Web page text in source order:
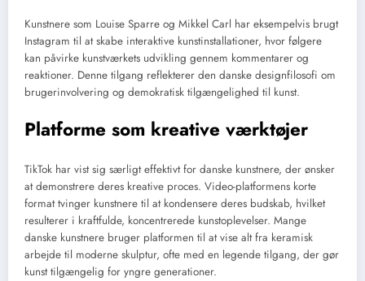
Kunstnere som Louise Sparre og Mikkel Carl har eksempelvis brugt
Instagram til at skabe interaktive kunstinstallationer, hvor følgere
kan påvirke kunstværkets udvikling gennem kommentarer og
reaktioner. Denne tilgang reflekterer den danske designfilosofi om
brugerinvolvering og demokratisk tilgængelighed til kunst.
Platforme som kreative værktøjer
TikTok har vist sig særligt effektivt for danske kunstnere, der ønsker
at demonstrere deres kreative proces. Video-platformens korte
format tvinger kunstnere til at kondensere deres budskab, hvilket
resulterer i kraftfulde, koncentrerede kunstoplevelser. Mange
danske kunstnere bruger platformen til at vise alt fra keramisk
arbejde til moderne skulptur, ofte med en legende tilgang, der gør
kunst tilgængelig for yngre generationer.